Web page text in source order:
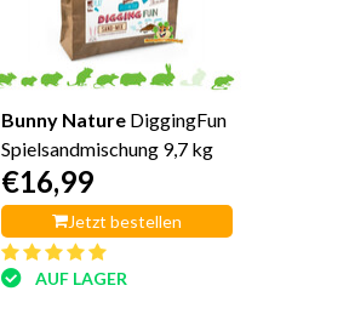
Bunny Nature DiggingFun
Spielsandmischung 9,7 kg
€16,99
Jetzt bestellen
AUF LAGER